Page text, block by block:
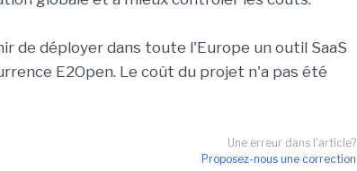
de déployer dans toute l'Europe un outil SaaS
E2Open. Le coût du projet n'a pas été
Une erreur dans l'article?
Proposez-nous une correction